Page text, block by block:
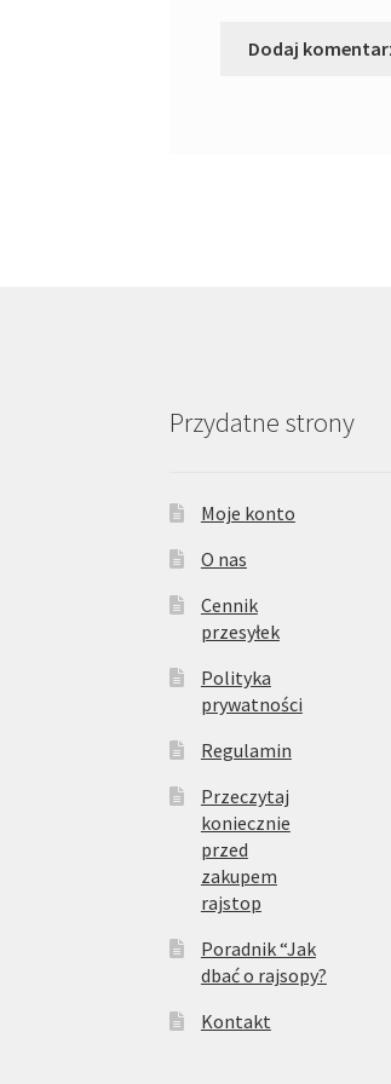
Przydatne strony
Moje konto
O nas
Cennik
przesyłek
Polityka
prywatności
Regulamin
Przeczytaj
koniecznie
przed
zakupem
rajstop
Poradnik “Jak
dbać o rajsopy?
Kontakt